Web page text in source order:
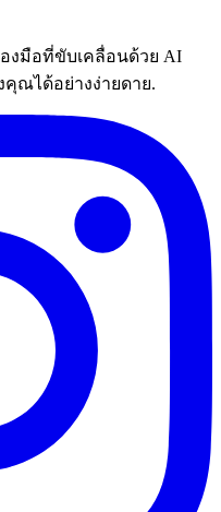
งมือที่ขับเคลื่อนด้วย AI
คุณได้อย่างง่ายดาย.